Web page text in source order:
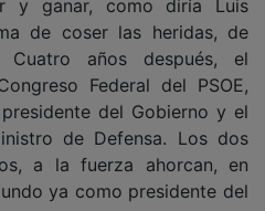
Cuatro años después, el
Federal del PSOE,
del Gobierno y el
de Defensa. Los dos
a la fuerza ahorcan, en
ya como presidente del
entre otras cosas, hicieron
la corrupta y dictatorial